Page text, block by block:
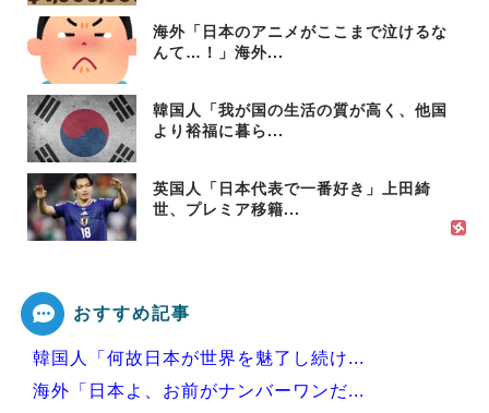
海外「日本のアニメがここまで泣けるな
んて…！」海外...
韓国人「我が国の生活の質が高く、他国
より裕福に暮ら...
英国人「日本代表で一番好き」上田綺
世、プレミア移籍...
おすすめ記事
韓国人「何故日本が世界を魅了し続け...
海外「日本よ、お前がナンバーワンだ...